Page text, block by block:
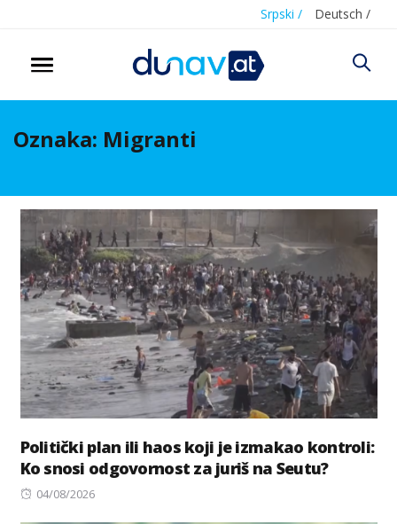
Srpski / Deutsch /
Oznaka: Migranti
Politički plan ili haos koji je izmakao kontroli:
Ko snosi odgovornost za juriš na Seutu?
Posted
04/08/2026